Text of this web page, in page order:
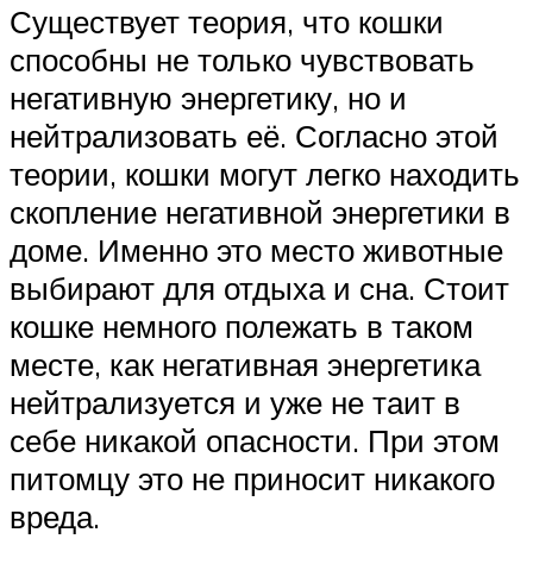
Существует теория, что кошки
способны не только чувствовать
негативную энергетику, но и
нейтрализовать её. Согласно этой
теории, кошки могут легко находить
скопление негативной энергетики в
доме. Именно это место животные
выбирают для отдыха и сна. Стоит
кошке немного полежать в таком
месте, как негативная энергетика
нейтрализуется и уже не таит в
себе никакой опасности. При этом
питомцу это не приносит никакого
вреда.